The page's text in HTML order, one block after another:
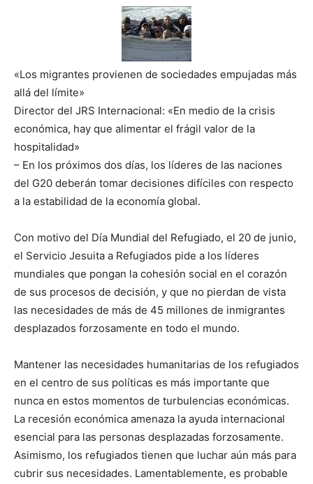
«Los migrantes provienen de sociedades empujadas más
allá del límite»
Director del JRS Internacional: «En medio de la crisis
económica, hay que alimentar el frágil valor de la
hospitalidad»
– En los próximos dos días, los líderes de las naciones
del G20 deberán tomar decisiones difíciles con respecto
a la estabilidad de la economía global.
Con motivo del Día Mundial del Refugiado, el 20 de junio,
el Servicio Jesuita a Refugiados pide a los líderes
mundiales que pongan la cohesión social en el corazón
de sus procesos de decisión, y que no pierdan de vista
las necesidades de más de 45 millones de inmigrantes
desplazados forzosamente en todo el mundo.
Mantener las necesidades humanitarias de los refugiados
en el centro de sus políticas es más importante que
nunca en estos momentos de turbulencias económicas.
La recesión económica amenaza la ayuda internacional
esencial para las personas desplazadas forzosamente.
Asimismo, los refugiados tienen que luchar aún más para
cubrir sus necesidades. Lamentablemente, es probable